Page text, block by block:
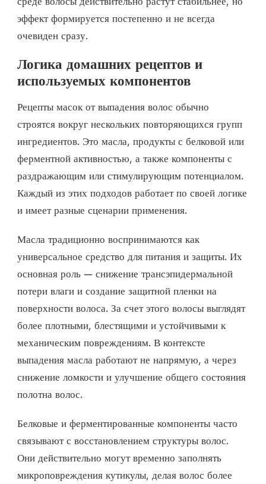
эффект формируется постепенно и не всегда
очевиден сразу.
Логика домашних рецептов и
используемых компонентов
Рецепты масок от выпадения волос обычно
строятся вокруг нескольких повторяющихся групп
ингредиентов. Это масла, продукты с белковой или
ферментной активностью, а также компоненты с
раздражающим или стимулирующим потенциалом.
Каждый из этих подходов работает по своей логике
и имеет разные сценарии применения.
Масла традиционно воспринимаются как
универсальное средство для питания и защиты. Их
основная роль — снижение трансэпидермальной
потери влаги и создание защитной пленки на
поверхности волоса. За счет этого волосы выглядят
более плотными, блестящими и устойчивыми к
механическим повреждениям. В контексте
выпадения масла работают не напрямую, а через
снижение ломкости и улучшение общего состояния
полотна волос.
Белковые и ферментированные компоненты часто
связывают с восстановлением структуры волос.
Они действительно могут временно заполнять
микроповреждения кутикулы, делая волос более